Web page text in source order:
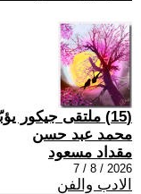
(15) ملتقى جيكور
محمد عبد حسن
مقداد مسعود
2026 / 8 / 7
الادب والفن